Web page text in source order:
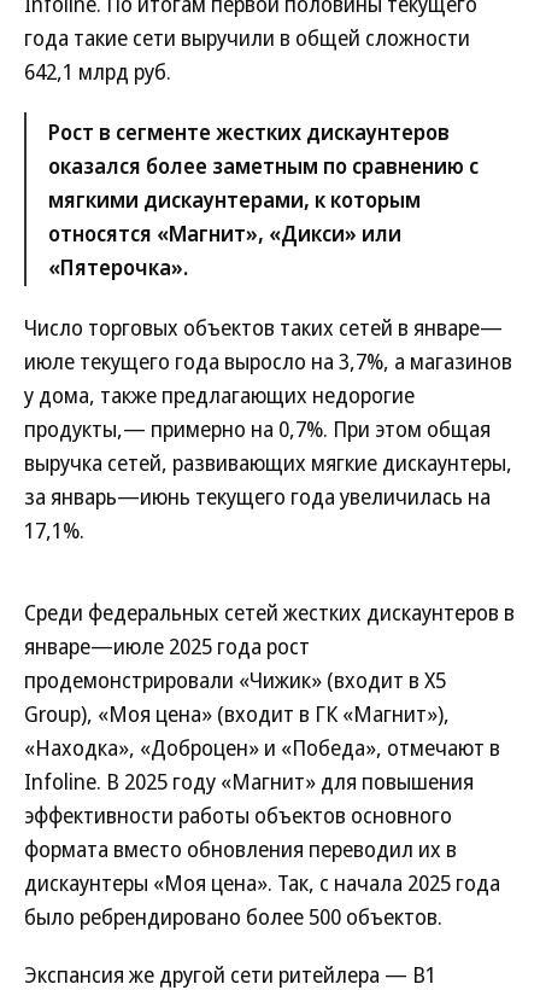
года такие сети выручили в общей сложности
642,1 млрд руб.
Рост в сегменте жестких дискаунтеров
оказался более заметным по сравнению с
мягкими дискаунтерами, к которым
относятся «Магнит», «Дикси» или
«Пятерочка».
Число торговых объектов таких сетей в январе—
июле текущего года выросло на 3,7%, а магазинов
у дома, также предлагающих недорогие
продукты,— примерно на 0,7%. При этом общая
выручка сетей, развивающих мягкие дискаунтеры,
за январь—июнь текущего года увеличилась на
17,1%.
Среди федеральных сетей жестких дискаунтеров в
январе—июле 2025 года рост
продемонстрировали «Чижик» (входит в X5
Group), «Моя цена» (входит в ГК «Магнит»),
«Находка», «Доброцен» и «Победа», отмечают в
Infoline. В 2025 году «Магнит» для повышения
эффективности работы объектов основного
формата вместо обновления переводил их в
дискаунтеры «Моя цена». Так, с начала 2025 года
было ребрендировано более 500 объектов.
Экспансия же другой сети ритейлера — В1